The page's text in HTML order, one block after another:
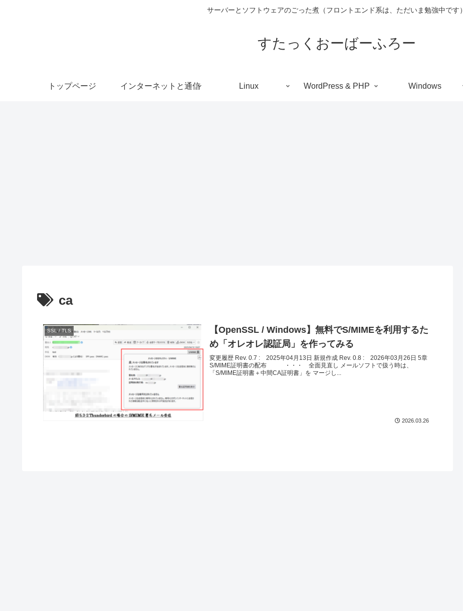
サーバーとソフトウェアのごった煮（フロントエンド系は、ただいま勉強中です）
すたっくおーばーふろー
トップページ インターネットと通信 Linux WordPress & PHP Windows
ca
SSL / TLS
【OpenSSL / Windows】無料でS/MIMEを利用するた
め「オレオレ認証局」を作ってみる
変更履歴 Rev. 0.7 : 2025年04月13日 新規作成 Rev. 0.8 : 2026年03月26日 5章
S/MIME証明書の配布 ・・・ 全面見直し メールソフトで扱う時は、
「S/MIME証明書＋中間CA証明書」を マージし...
2026.03.26